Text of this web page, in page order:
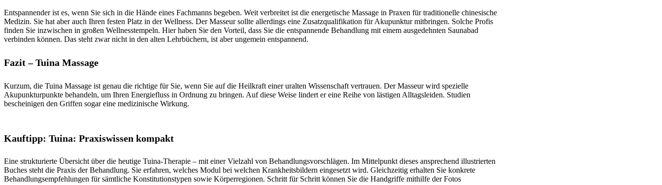
Entspannender ist es, wenn Sie sich in die Hände eines Fachmanns begeben. Weit verbreitet ist die energetische Massage in Praxen für traditionelle chinesische
Medizin. Sie hat aber auch Ihren festen Platz in der Wellness. Der Masseur sollte allerdings eine Zusatzqualifikation für Akupunktur mitbringen. Solche Profis
finden Sie inzwischen in großen Wellnesstempeln. Hier haben Sie den Vorteil, dass Sie die entspannende Behandlung mit einem ausgedehnten Saunabad
verbinden können. Das steht zwar nicht in den alten Lehrbüchern, ist aber ungemein entspannend.
Fazit – Tuina Massage
Kurzum, die Tuina Massage ist genau die richtige für Sie, wenn Sie auf die Heilkraft einer uralten Wissenschaft vertrauen. Der Masseur wird spezielle
Akupunkturpunkte behandeln, um Ihren Energiefluss in Ordnung zu bringen. Auf diese Weise lindert er eine Reihe von lästigen Alltagsleiden. Studien
bescheinigen den Griffen sogar eine medizinische Wirkung.
Kauftipp: Tuina: Praxiswissen kompakt
Eine strukturierte Übersicht über die heutige Tuina-Therapie – mit einer Vielzahl von Behandlungsvorschlägen. Im Mittelpunkt dieses ansprechend illustrierten
Buches steht die Praxis der Behandlung. Sie erfahren, welches Modul bei welchen Krankheitsbildern eingesetzt wird. Gleichzeitig erhalten Sie konkrete
Behandlungsempfehlungen für sämtliche Konstitutionstypen sowie Körperregionen. Schritt für Schritt können Sie die Handgriffe mithilfe der Fotos